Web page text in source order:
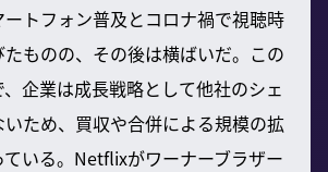
トフォン普及とコロナ禍で視聴時
ものの、その後は横ばいだ。この
企業は成長戦略として他社のシェ
ため、買収や合併による規模の拡
いる。Netflixがワーナーブラザー